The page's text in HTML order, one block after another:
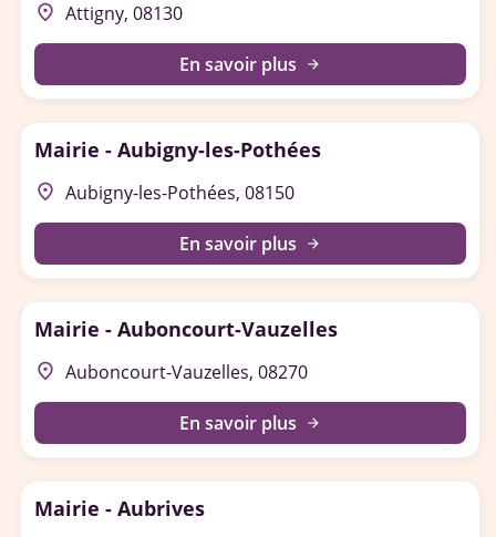
place Attigny, 08130
En savoir plus arrow_forward
Mairie - Aubigny-les-Pothées
place Aubigny-les-Pothées, 08150
En savoir plus arrow_forward
Mairie - Auboncourt-Vauzelles
place Auboncourt-Vauzelles, 08270
En savoir plus arrow_forward
Mairie - Aubrives